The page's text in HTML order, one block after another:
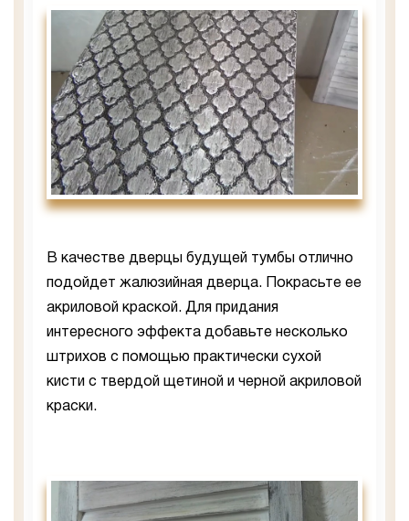
В качестве дверцы будущей тумбы отлично
подойдет жалюзийная дверца. Покрасьте ее
акриловой краской. Для придания
интересного эффекта добавьте несколько
штрихов с помощью практически сухой
кисти с твердой щетиной и черной акриловой
краски.